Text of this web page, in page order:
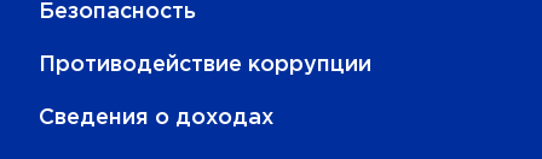
Безопасность
Противодействие коррупции
Сведения о доходах